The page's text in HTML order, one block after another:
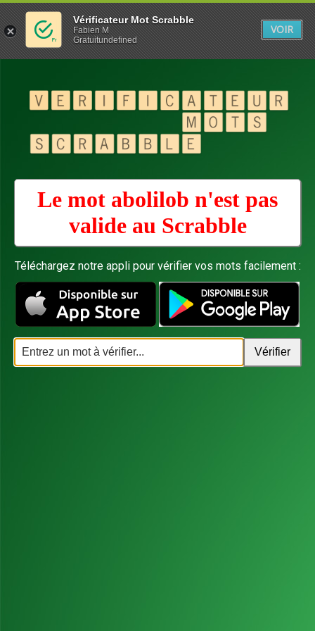
Le mot abolilob n'est pas
valide au Scrabble
Téléchargez notre appli pour vérifier vos mots facilement :
Vérificateur Mot Scrabble
Fabien M
Gratuitundefined
VOIR